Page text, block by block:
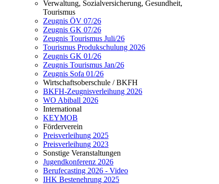
Verwaltung, Sozialversicherung, Gesundheit,
Tourismus
Zeugnis ÖV 07/26
Zeugnis GK 07/26
Zeugnis Tourismus Juli/26
Tourismus Produkschulung 2026
Zeugnis GK 01/26
Zeugnis Tourismus Jan/26
Zeugnis Sofa 01/26
Wirtschaftsoberschule / BKFH
BKFH-Zeugnisverleihung 2026
WO Abiball 2026
International
KEYMOB
Förderverein
Preisverleihung 2025
Preisverleihung 2023
Sonstige Veranstaltungen
Jugendkonferenz 2026
Berufecasting 2026 - Video
IHK Bestenehrung 2025